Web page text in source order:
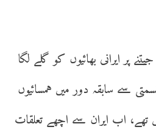
پر ایرانی بھائیوں کو گلے لگا
سے سابقہ دور میں ہمسائیوں
کے ساتھ تعلقات اچھے نہیں تھے، اب ایران سے اچھے تعلقات